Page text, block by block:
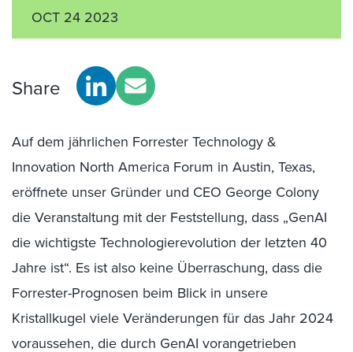
OCT 24 2023
Share
Auf dem jährlichen Forrester Technology &
Innovation North America Forum in Austin, Texas,
eröffnete unser Gründer und CEO George Colony
die Veranstaltung mit der Feststellung, dass „GenAI
die wichtigste Technologierevolution der letzten 40
Jahre ist“. Es ist also keine Überraschung, dass die
Forrester-Prognosen beim Blick in unsere
Kristallkugel viele Veränderungen für das Jahr 2024
voraussehen, die durch GenAI vorangetrieben